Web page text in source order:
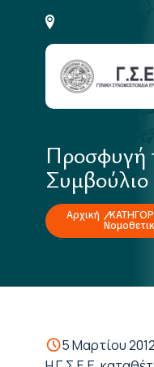
Προσφυγή
Συμβούλιο
Αρχική
5 Μαρτίου 2012